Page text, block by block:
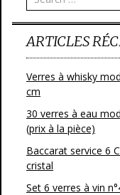
k
ARTICLES
Verres à whisky
cm
30 verres à eau
(prix à la pièce)
Baccarat service 6
cristal
Set 6 verres à vin